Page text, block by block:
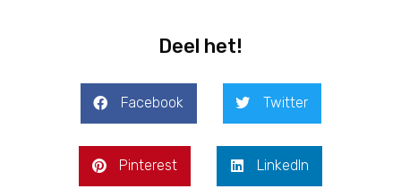
Deel het!
Facebook Twitter
Pinterest LinkedIn